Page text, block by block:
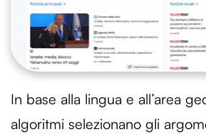
In base alla lingua e all’area
algoritmi selezionano gli